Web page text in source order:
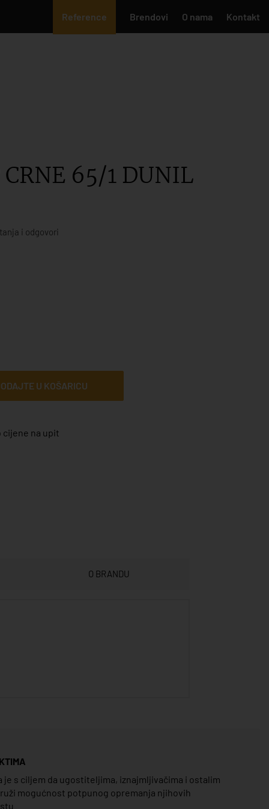
Reference Brendovi O nama Kontakt
CRNE 65/1 DUNIL
i odgovori
U KOŠARICU
cijene na upit
O BRANDU
je s ciljem da ugostiteljima, iznajmljivačima i ostalim
mogućnost potpunog opremanja njihovih